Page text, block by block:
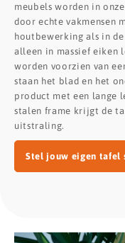
meubels worden in
door echte vakmensen
houtbewerking als in
alleen in massief eiken
worden voorzien van
staan het blad en het
product met een lange
stalen frame krijgt de
uitstraling.
Stel jouw eigen tafel